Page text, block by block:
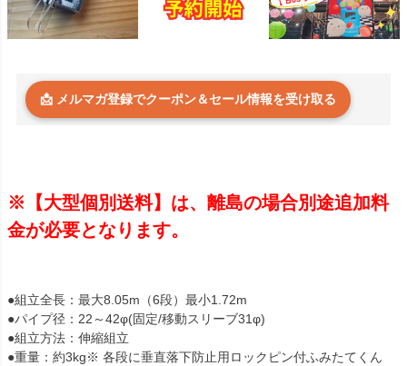
📩 メルマガ登録でクーポン＆セール情報を受け取る
※【大型個別送料】は、離島の場合別途追加料
金が必要となります。
●組立全長：最大8.05m（6段）最小1.72m
●パイプ径：22～42φ(固定/移動スリーブ31φ)
●組立方法：伸縮組立
●重量：約3kg※ 各段に垂直落下防止用ロックピン付ふみたてくん